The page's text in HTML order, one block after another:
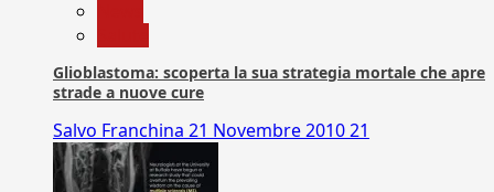
Glioblastoma: scoperta la sua strategia mortale che apre
strade a nuove cure
Salvo Franchina 21 Novembre 201021